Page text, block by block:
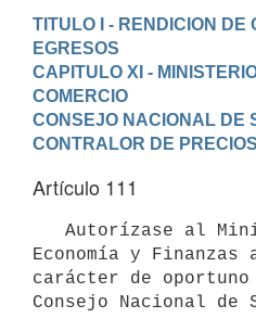
TITULO I - RENDICION DE
EGRESOS
CAPITULO XI -
COMERCIO
CONSEJO NACIONAL DE
CONTRALOR DE PRECIOS
Artículo 111
Economía y
carácter de
Consejo Nacional de